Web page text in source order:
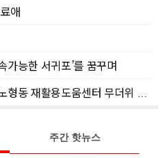
애
가능한 서귀포’를 꿈꾸며
폭염 속 현장 근로자 지키는 노형동 재활용도움센터 무더위 쉼터
주간 핫뉴스